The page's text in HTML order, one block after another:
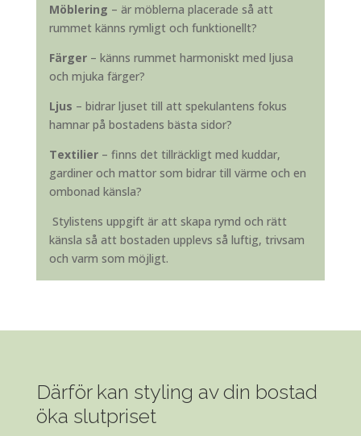
Möblering – är möblerna placerade så att
rummet känns rymligt och funktionellt?
Färger– känns rummet harmoniskt med ljusa
och mjuka färger?
Ljus – bidrar ljuset till att spekulantens fokus
hamnar på bostadens bästa sidor?
Textilier– finns det tillräckligt med kuddar,
gardiner och mattor som bidrar till värme och en
ombonad känsla?
Stylistens uppgift är att skapa rymd och rätt
känsla så att bostaden upplevs så luftig, trivsam
och varm som möjligt.
Därför kan styling av din bostad
öka slutpriset